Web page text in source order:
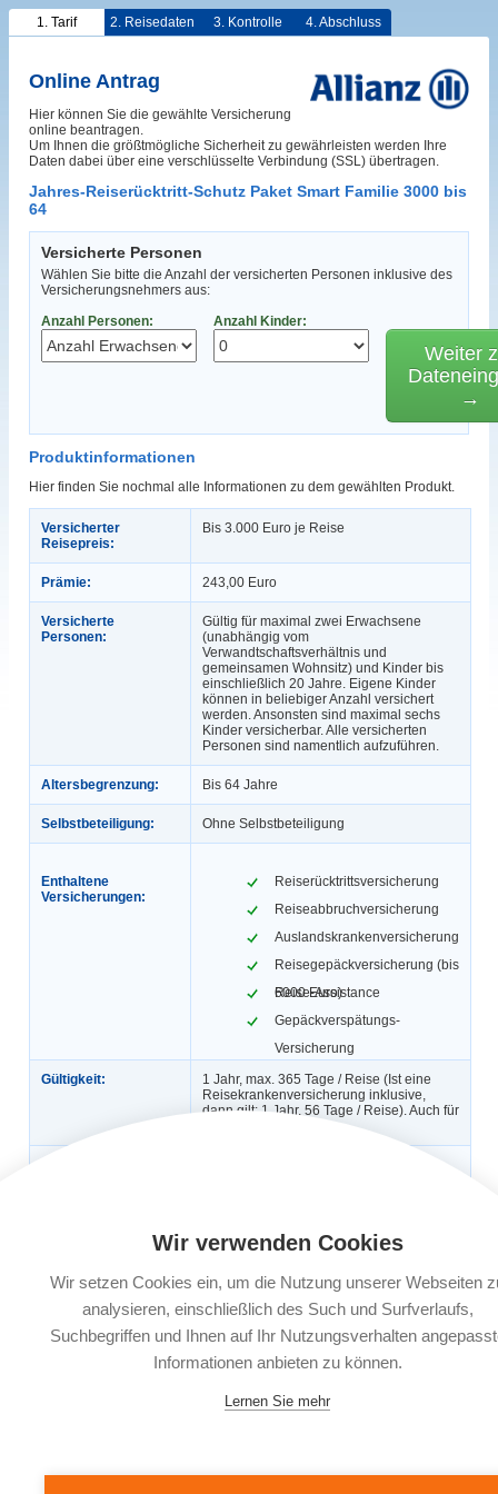
1. Tarif 2. Reisedaten 3. Kontrolle 4. Abschluss
Online Antrag
Hier können Sie die gewählte Versicherung
online beantragen.
Um Ihnen die größtmögliche Sicherheit zu gewährleisten werden Ihre
Daten dabei über eine verschlüsselte Verbindung (SSL) übertragen.
Jahres-Reiserücktritt-Schutz Paket Smart Familie 3000 bis
64
Versicherte Personen
Wählen Sie bitte die Anzahl der versicherten Personen inklusive des
Versicherungsnehmers aus:
Anzahl Personen:
Anzahl Kinder:
Weiter
→
Produktinformationen
Hier finden Sie nochmal alle Informationen zu dem gewählten Produkt.
Versicherter
Reisepreis:
Bis 3.000 Euro je Reise
Prämie: 243,00 Euro
Versicherte
Personen:
Gültig für maximal zwei Erwachsene
(unabhängig vom
Verwandtschaftsverhältnis und
gemeinsamen Wohnsitz) und Kinder bis
einschließlich 20 Jahre. Eigene Kinder
können in beliebiger Anzahl versichert
werden. Ansonsten sind maximal sechs
Kinder versicherbar. Alle versicherten
Personen sind namentlich aufzuführen.
Altersbegrenzung: Bis 64 Jahre
Selbstbeteiligung: Ohne Selbstbeteiligung
Enthaltene
Versicherungen:
Reiserücktrittsversicherung
Reiseabbruchversicherung
Auslandskrankenversicherung
Reisegepäckversicherung (bis
6000 Euro)
Reise-Assistance
Gepäckverspätungs-
Versicherung
Gültigkeit:
1 Jahr, max. 365 Tage / Reise (Ist eine
Reisekrankenversicherung inklusive,
dann gilt: 1 Jahr, 56 Tage / Reise). Auch für
Reiseantritt, ab dem 29. Tag vor
Reiseantritt 3 Werktage nach
Leistungsträger:
AWP P&C S.A., Bahnhofstraße 16, 85609
Versicherungsbedingungen
Versicherungsprodukten (IPID)
Wir verwenden Cookies
Wir setzen Cookies ein, um die Nutzung unserer Webseiten
analysieren, einschließlich des Such und Surfverlaufs,
Suchbegriffen und Ihnen auf Ihr Nutzungsverhalten
Informationen anbieten zu können.
Lernen Sie mehr